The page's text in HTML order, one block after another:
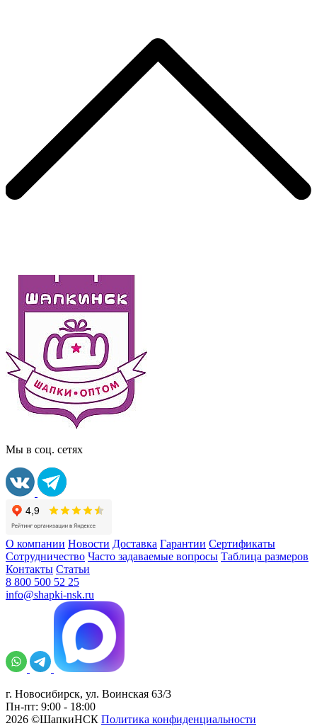
Мы в соц. сетях
О компании Новости Доставка Гарантии Сертификаты
Сотрудничество Часто задаваемые вопросы Таблица размеров
Контакты Статьи
8 800 500 52 25
info@shapki-nsk.ru
г. Новосибирск, ул. Воинская 63/3
Пн-пт: 9:00 - 18:00
2026 ©ШапкиНСК Политика конфиденциальности